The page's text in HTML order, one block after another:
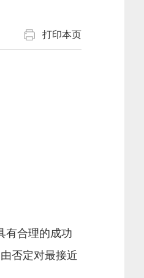
打印本页
有合理的成功
否定对最接近